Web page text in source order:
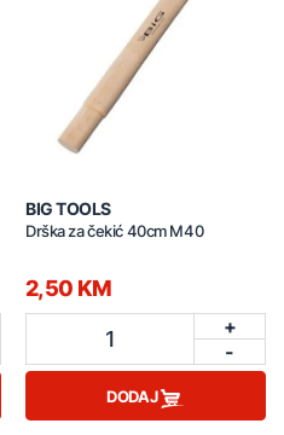
BIG TOOLS
Drška za čekić 40cm M40
2,50 KM
1
+
-
DODAJ